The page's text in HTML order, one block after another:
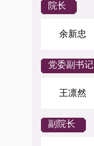
院长
余新忠
党委副书记
王凛然
副院长